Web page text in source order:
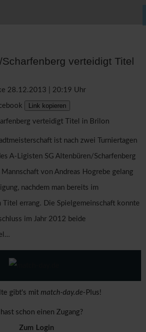
verteidigt Titel
28.12.2013 | 20:19 Uhr
Link kopieren
ist nach zwei Turniertagen
A-Ligisten SG Altenbüren/Scharfenberg
von Andreas Hogrebe gelang
nachdem man bereits im
Titel errang. Die Spielgemeinschaft konnte
im Jahr 2012 beide
gibt's mit match-day.de-Plus!
hast schon einen Zugang?
Zum Login